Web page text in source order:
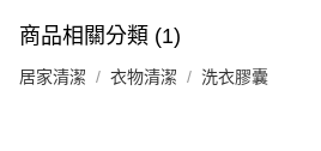
商品相關分類 (1)
居家清潔 衣物清潔 洗衣膠囊